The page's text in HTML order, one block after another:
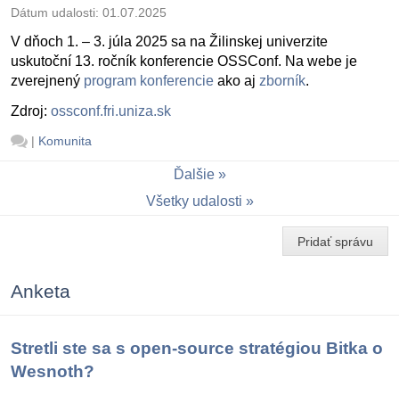
Dátum udalosti: 01.07.2025
V dňoch 1. – 3. júla 2025 sa na Žilinskej univerzite
uskutoční 13. ročník konferencie OSSConf. Na webe je
zverejnený program konferencie ako aj zborník.
Zdroj: ossconf.fri.uniza.sk
| Komunita
Ďalšie
Všetky udalosti
Pridať správu
Anketa
Stretli ste sa s open-source stratégiou Bitka o
Wesnoth?